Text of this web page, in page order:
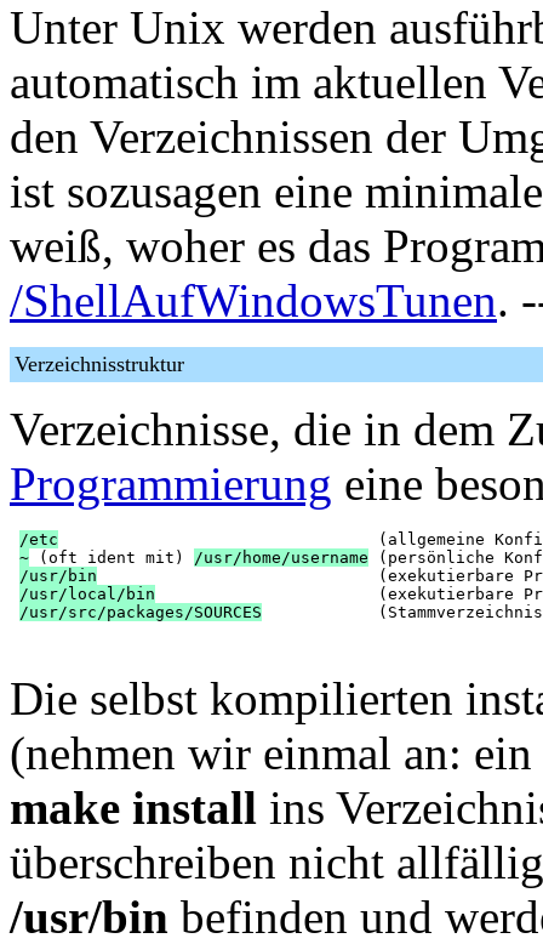
Unter Unix werden
automatisch im aktuellen
den Verzeichnissen der
ist sozusagen eine
weiß, woher es das
/ShellAufWindowsTunen.
Verzeichnisstruktur
Verzeichnisse, die in dem
Programmierung eine
/etc
(allgemeine
~ (oft ident mit) /usr/home/username (persönliche
/usr/bin
(exekutierbare
/usr/local/bin
(exekutierbare
/usr/src/packages/SOURCES
Die selbst kompilierten
(nehmen wir einmal an:
make install ins
überschreiben nicht
/usr/bin befinden und